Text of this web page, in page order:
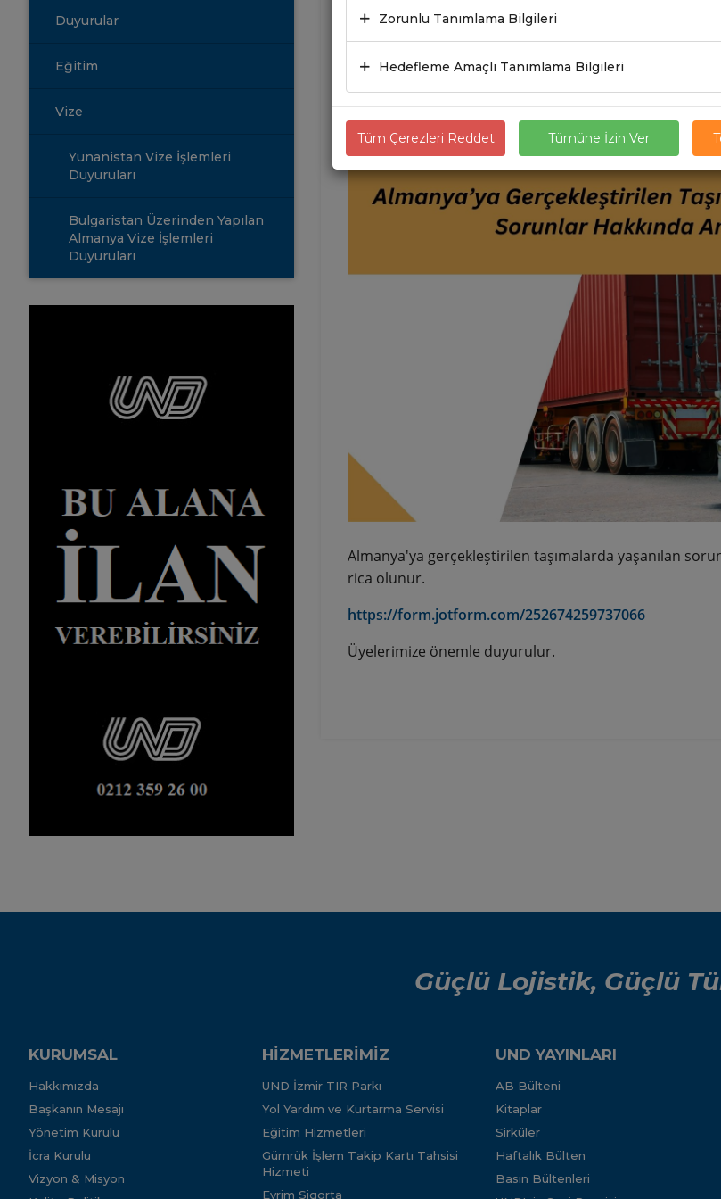
Duyurular
Eğitim
Vize
Yunanistan Vize İşlemleri
Duyuruları
Bulgaristan Üzerinden Yapılan
Almanya Vize İşlemleri
Duyuruları
25.09.2025
Almanya'ya gerçekleştirilen taşımalarda yaşanılan
rica olunur.
https://form.jotform.com/252674259737066
Üyelerimize önemle duyurulur.
Güçlü Lojistik, Güçlü
KURUMSAL
Hakkımızda
Başkanın Mesajı
Yönetim Kurulu
İcra Kurulu
Vizyon & Misyon
HİZMETLERİMİZ
UND İzmir TIR Parkı
Yol Yardım ve Kurtarma Servisi
Eğitim Hizmetleri
Gümrük İşlem Takip Kartı Tahsisi
Hizmeti
Evrim Sigorta
UND YAYINLARI
AB Bülteni
Kitaplar
Sirküler
Haftalık Bülten
Basın Bültenleri
Zorunlu Tanımlama Bilgileri
Hedefleme Amaçlı Tanımlama Bilgileri
Tüm Çerezleri Reddet Tümüne İzin Ver